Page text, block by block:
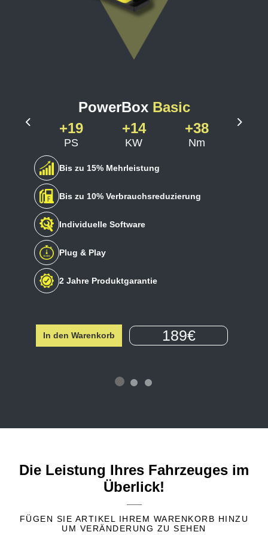
Previous
PowerBox Basic
+19
PS
+14
KW
+38
Nm
Bis zu 15% Mehrleistung
Bis zu 10% Verbrauchsreduzierung
Individuelle Software
Plug & Play
2 Jahre Produktgarantie
In den Warenkorb 189€
Next
Die Leistung Ihres Fahrzeuges im
Überlick!
FÜGEN SIE ARTIKEL IHREM WARENKORB HINZU
UM VERÄNDERUNG ZU SEHEN